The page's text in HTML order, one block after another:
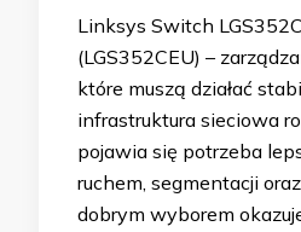
Linksys Switch
(LGS352CEU) –
które muszą działać
infrastruktura sieciowa
pojawia się potrzeba
ruchem, segmentacji
dobrym wyborem